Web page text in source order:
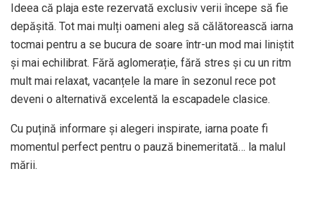
Ideea că plaja este rezervată exclusiv verii începe să fie
depășită. Tot mai mulți oameni aleg să călătorească iarna
tocmai pentru a se bucura de soare într-un mod mai liniștit
și mai echilibrat. Fără aglomerație, fără stres și cu un ritm
mult mai relaxat, vacanțele la mare în sezonul rece pot
deveni o alternativă excelentă la escapadele clasice.
Cu puțină informare și alegeri inspirate, iarna poate fi
momentul perfect pentru o pauză binemeritată… la malul
mării.